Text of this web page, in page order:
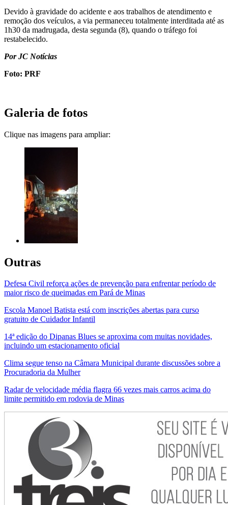
Devido à gravidade do acidente e aos trabalhos de atendimento e
remoção dos veículos, a via permaneceu totalmente interditada até as
1h30 da madrugada, desta segunda (8), quando o tráfego foi
restabelecido.
Por JC Notícias
Foto: PRF
Galeria de fotos
Clique nas imagens para ampliar:
Outras
Defesa Civil reforça ações de prevenção para enfrentar período de
maior risco de queimadas em Pará de Minas
Escola Manoel Batista está com inscrições abertas para curso
gratuito de Cuidador Infantil
14ª edição do Dipanas Blues se aproxima com muitas novidades,
incluindo um estacionamento oficial
Clima segue tenso na Câmara Municipal durante discussões sobre a
Procuradoria da Mulher
Radar de velocidade média flagra 66 vezes mais carros acima do
limite permitido em rodovia de Minas